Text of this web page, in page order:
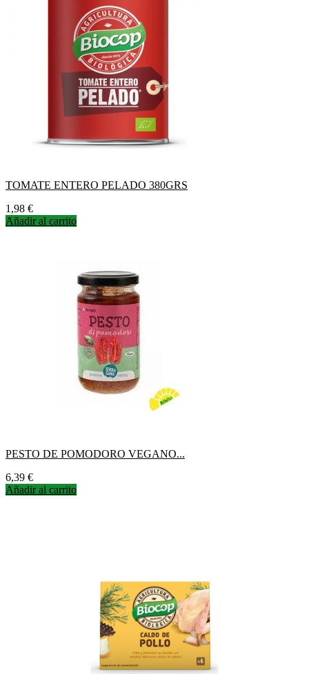
TOMATE ENTERO PELADO 380GRS
Precio
1,98 €
Añadir al carrito
PESTO DE POMODORO VEGANO...
Precio
6,39 €
Añadir al carrito